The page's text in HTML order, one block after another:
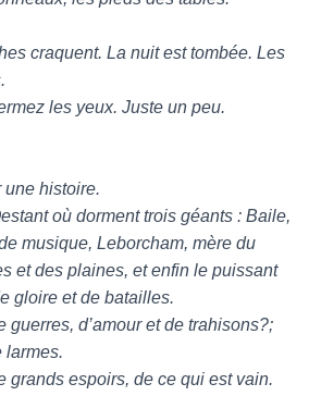
craquent. La nuit est tombée. Les
les yeux. Juste un peu.
une histoire.
où dorment trois géants : Baile,
musique, Leborcham, mère du
et des plaines, et enfin le puissant
gloire et de batailles.
guerres, d’amour et de trahisons?;
larmes.
grands espoirs, de ce qui est vain.